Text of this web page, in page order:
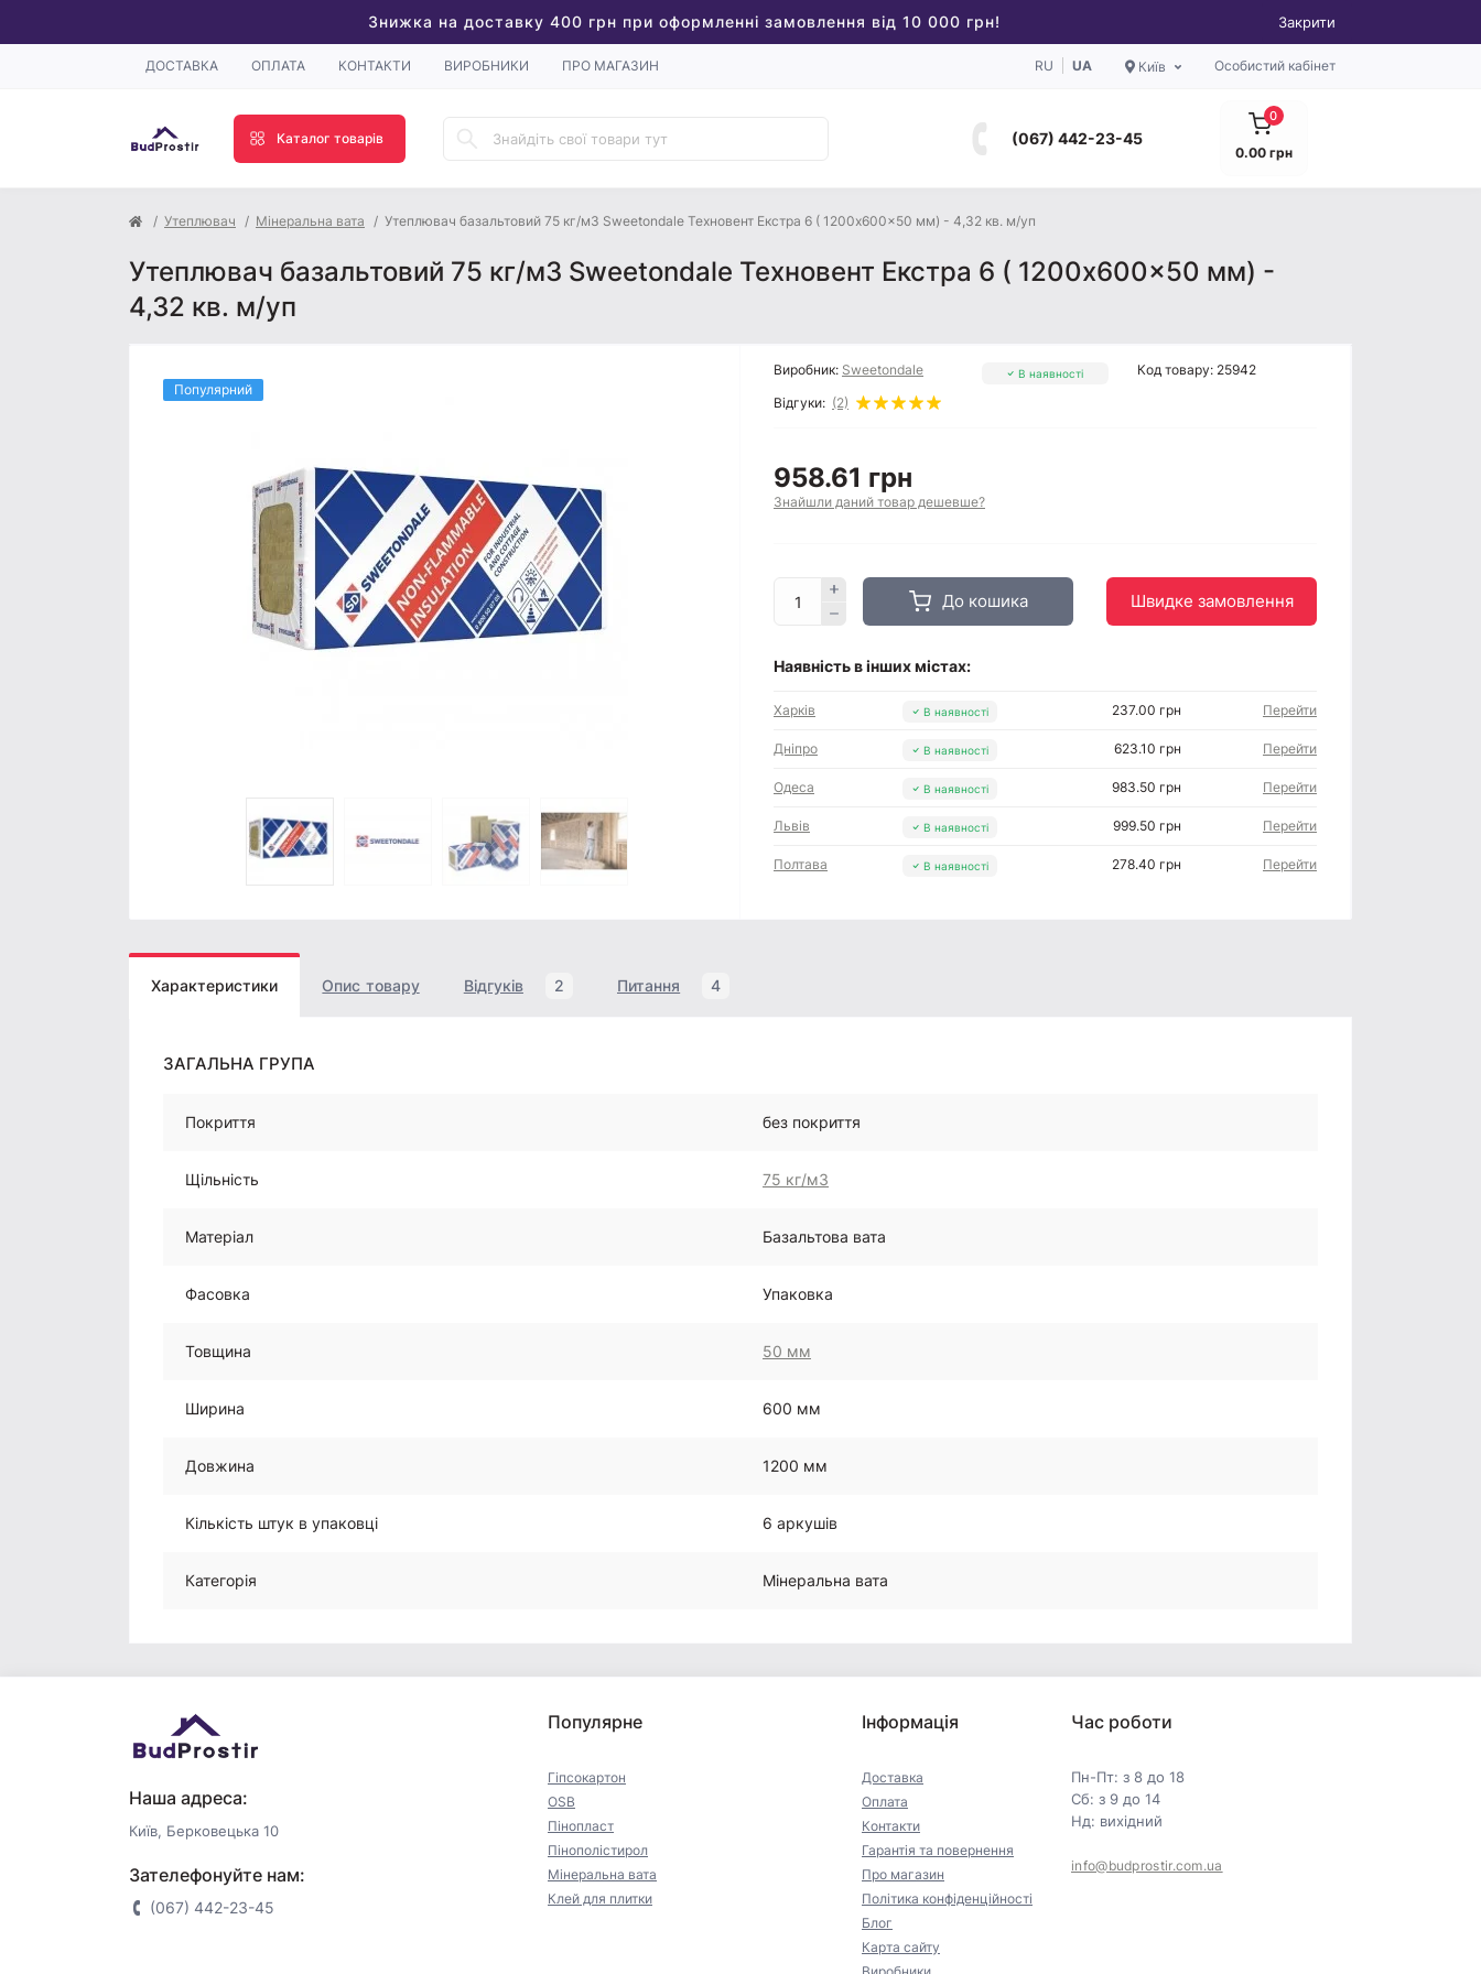
Знижка на доставку 400 грн при оформленні замовлення від 10 000 грн! Закрити
ДОСТАВКА ОПЛАТА КОНТАКТИ ВИРОБНИКИ ПРО МАГАЗИН RU UA Київ Особистий кабінет
Каталог товарів (067) 442-23-45
0
0.00 грн
Утеплювач Мінеральна вата Утеплювач базальтовий 75 кг/м3 Sweetondale Техновент Екстра 6 ( 1200x600x50 мм) - 4,32 кв. м/уп
Утеплювач базальтовий 75 кг/м3 Sweetondale Техновент Екстра 6 ( 1200x600x50 мм) -
4,32 кв. м/уп
Популярний
Виробник: Sweetondale Код товару: 25942
Відгуки: (2)
В наявності
958.61 грн
Знайшли даний товар дешевше?
До кошика Швидке замовлення
Наявність в інших містах:
Харків В наявності 237.00 грн Перейти
Дніпро В наявності 623.10 грн Перейти
Одеса В наявності 983.50 грн Перейти
Львів В наявності 999.50 грн Перейти
Полтава В наявності 278.40 грн Перейти
Характеристики Опис товару Відгуків 2 Питання 4
ЗАГАЛЬНА ГРУПА
Покриття без покриття
Щільність 75 кг/м3
Матеріал Базальтова вата
Фасовка Упаковка
Товщина 50 мм
Ширина 600 мм
Довжина 1200 мм
Кількість штук в упаковці 6 аркушів
Категорія Мінеральна вата
Наша адреса:
Київ, Берковецька 10
Зателефонуйте нам:
(067) 442-23-45
Популярне
Гіпсокартон
OSB
Пінопласт
Пінополістирол
Мінеральна вата
Клей для плитки
Інформація
Доставка
Оплата
Контакти
Гарантія та повернення
Про магазин
Політика конфіденційності
Блог
Карта сайту
Час роботи
Пн-Пт: з 8 до 18
Сб: з 9 до 14
Нд: вихідний
info@budprostir.com.ua